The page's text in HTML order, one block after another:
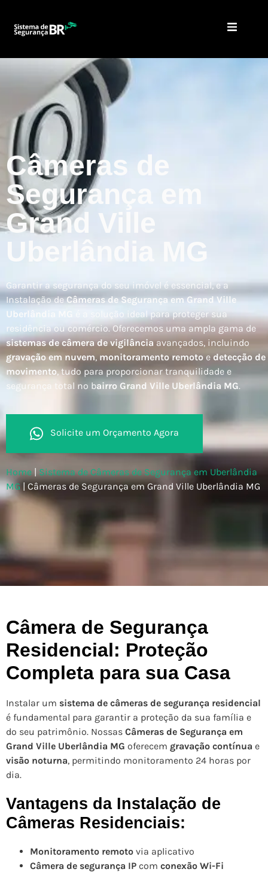
Câmeras de
Segurança em
Grand Ville
Uberlândia MG
Garantir a segurança do seu imóvel é essencial, e a
Instalação deCâmeras de Segurança em Grand Ville
Uberlândia MG
é a solução ideal para proteger sua
residência ou comércio. Oferecemos uma ampla gama de
sistemas de câmera de vigilância avançados, incluindo
gravação em nuvem, monitoramento remoto e detecção de
movimento, tudo para proporcionar tranquilidade e
segurança total no bairro Grand Ville Uberlândia MG.
Solicite um Orçamento Agora
Home | Sistema de Câmeras de Segurança em Uberlândia
MG | Câmeras de Segurança em Grand Ville Uberlândia MG
Câmera de Segurança
Residencial: Proteção
Completa para sua Casa
Instalar um sistema de câmeras de segurança residencial
é fundamental para garantir a proteção da sua família e
do seu patrimônio. Nossas Câmeras de Segurança em
Grand Ville Uberlândia MG oferecem gravação contínua e
visão noturna, permitindo monitoramento 24 horas por
dia.
Vantagens da Instalação de
Câmeras Residenciais:
Monitoramento remoto via aplicativo
Câmera de segurança IP com conexão Wi-Fi